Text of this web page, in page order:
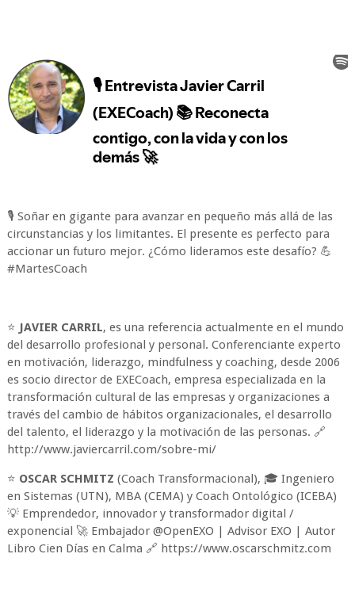
🎙️ Soñar en gigante para avanzar en pequeño más allá de las
circunstancias y los limitantes. El presente es perfecto para
accionar un futuro mejor. ¿Cómo lideramos este desafío? 💪
#MartesCoach
⭐ JAVIER CARRIL, es una referencia actualmente en el mundo
del desarrollo profesional y personal. Conferenciante experto
en motivación, liderazgo, mindfulness y coaching, desde 2006
es socio director de EXECoach, empresa especializada en la
transformación cultural de las empresas y organizaciones a
través del cambio de hábitos organizacionales, el desarrollo
del talento, el liderazgo y la motivación de las personas. 🔗
http://www.javiercarril.com/sobre-mi/
⭐ OSCAR SCHMITZ (Coach Transformacional), 🎓 Ingeniero
en Sistemas (UTN), MBA (CEMA) y Coach Ontológico (ICEBA)
💡 Emprendedor, innovador y transformador digital /
exponencial 🚀 Embajador @OpenEXO | Advisor EXO | Autor
Libro Cien Días en Calma 🔗 https://www.oscarschmitz.com